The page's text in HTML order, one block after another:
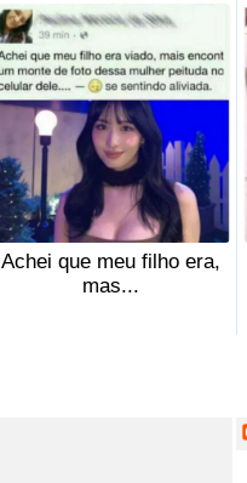
Achei que meu filho era,
mas...